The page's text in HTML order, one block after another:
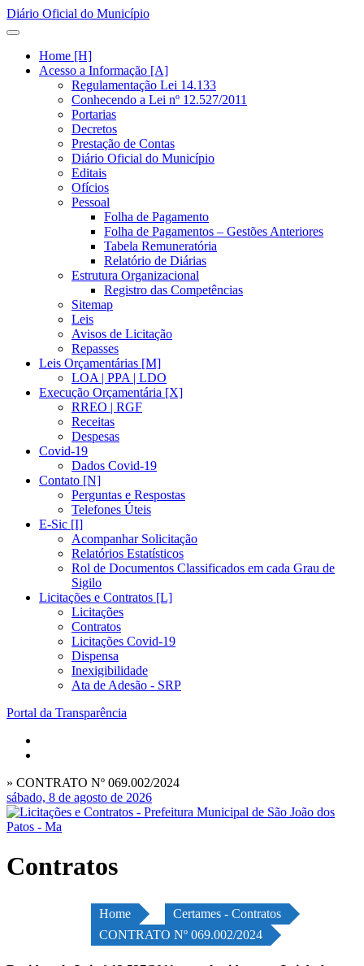
Diário Oficial do Município
Home [H]
Acesso a Informação [A]
Regulamentação Lei 14.133
Conhecendo a Lei nº 12.527/2011
Portarias
Decretos
Prestação de Contas
Diário Oficial do Município
Editais
Ofícios
Pessoal
Folha de Pagamento
Folha de Pagamentos – Gestões Anteriores
Tabela Remuneratória
Relatório de Diárias
Estrutura Organizacional
Registro das Competências
Sitemap
Leis
Avisos de Licitação
Repasses
Leis Orçamentárias [M]
LOA | PPA | LDO
Execução Orçamentária [X]
RREO | RGF
Receitas
Despesas
Covid-19
Dados Covid-19
Contato [N]
Perguntas e Respostas
Telefones Úteis
E-Sic [I]
Acompanhar Solicitação
Relatórios Estatísticos
Rol de Documentos Classificados em cada Grau de
Sigilo
Licitações e Contratos [L]
Licitações
Contratos
Licitações Covid-19
Dispensa
Inexigibilidade
Ata de Adesão - SRP
Portal da Transparência
» CONTRATO Nº 069.002/2024
sábado, 8 de agosto de 2026
Contratos
Home
Certames - Contratos
CONTRATO Nº 069.002/2024